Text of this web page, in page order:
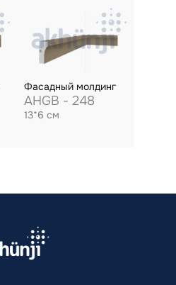
Фасадный молдинг
AHGB - 248
13*6 см